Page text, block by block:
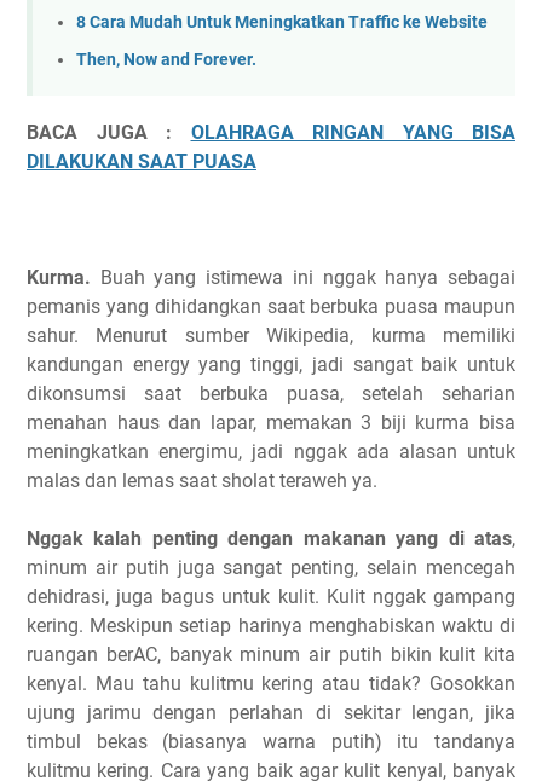
8 Cara Mudah Untuk Meningkatkan Traffic ke Website
Then, Now and Forever.
BACA JUGA : OLAHRAGA RINGAN YANG BISA
DILAKUKAN SAAT PUASA
Kurma. Buah yang istimewa ini nggak hanya sebagai
pemanis yang dihidangkan saat berbuka puasa maupun
sahur. Menurut sumber Wikipedia, kurma memiliki
kandungan energy yang tinggi, jadi sangat baik untuk
dikonsumsi saat berbuka puasa, setelah seharian
menahan haus dan lapar, memakan 3 biji kurma bisa
meningkatkan energimu, jadi nggak ada alasan untuk
malas dan lemas saat sholat teraweh ya.
Nggak kalah penting dengan makanan yang di atas,
minum air putih juga sangat penting, selain mencegah
dehidrasi, juga bagus untuk kulit. Kulit nggak gampang
kering. Meskipun setiap harinya menghabiskan waktu di
ruangan berAC, banyak minum air putih bikin kulit kita
kenyal. Mau tahu kulitmu kering atau tidak? Gosokkan
ujung jarimu dengan perlahan di sekitar lengan, jika
timbul bekas (biasanya warna putih) itu tandanya
kulitmu kering. Cara yang baik agar kulit kenyal, banyak